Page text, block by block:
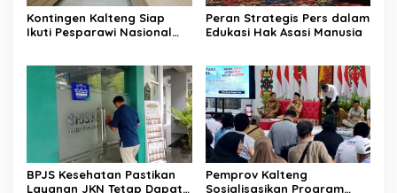
Kontingen Kalteng Siap
Ikuti Pesparawi Nasional
Peran Strategis Pers dalam
Edukasi Hak Asasi Manusia
BPJS Kesehatan Pastikan
Layanan JKN Tetap Dapat
Pemprov Kalteng
Sosialisasikan Program